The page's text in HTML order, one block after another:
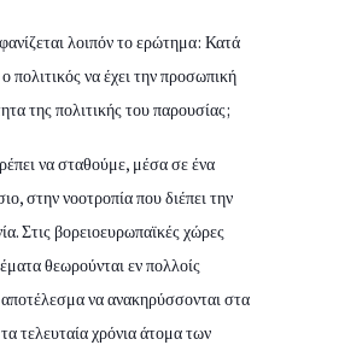
λοιπόν το ερώτημα: Κατά
πολιτικός να έχει την προσωπική
της πολιτικής του παρουσίας;
να σταθούμε, μέσα σε ένα
στην νοοτροπία που διέπει την
Στις βορειοευρωπαϊκές χώρες
θεωρούνται εν πολλοίς
να ανακηρύσσονται στα
τελευταία χρόνια άτομα των